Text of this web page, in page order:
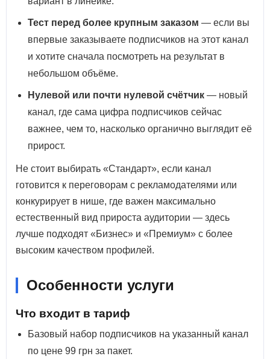
Тест перед более крупным заказом — если вы
впервые заказываете подписчиков на этот канал
и хотите сначала посмотреть на результат в
небольшом объёме.
Нулевой или почти нулевой счётчик — новый
канал, где сама цифра подписчиков сейчас
важнее, чем то, насколько органично выглядит её
прирост.
Не стоит выбирать «Стандарт», если канал
готовится к переговорам с рекламодателями или
конкурирует в нише, где важен максимально
естественный вид прироста аудитории — здесь
лучше подходят «Бизнес» и «Премиум» с более
высоким качеством профилей.
Особенности услуги
Что входит в тариф
Базовый набор подписчиков на указанный канал
по цене 99 грн за пакет.